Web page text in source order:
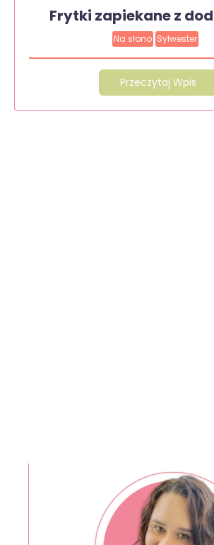
Frytki zapiekane z
Na słono Sylwester
Przeczytaj Wpis